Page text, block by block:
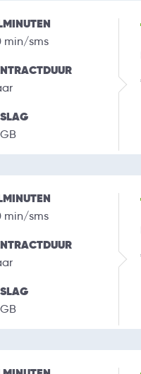
min/sms
min/sms